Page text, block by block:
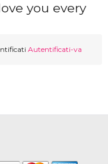
you every
Autentificati-va